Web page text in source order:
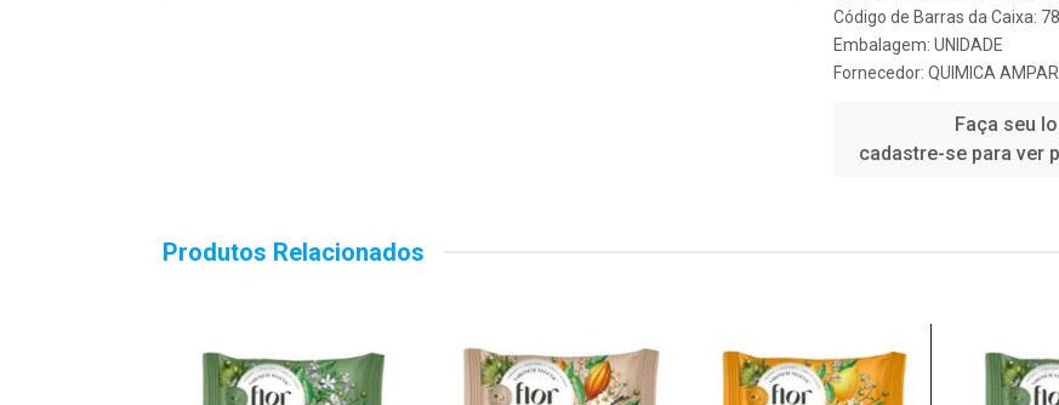
Código de Barras da Caixa:
Embalagem: UNIDADE
Fornecedor: QUIMICA
Faça seu
cadastre-se para ver
Produtos Relacionados